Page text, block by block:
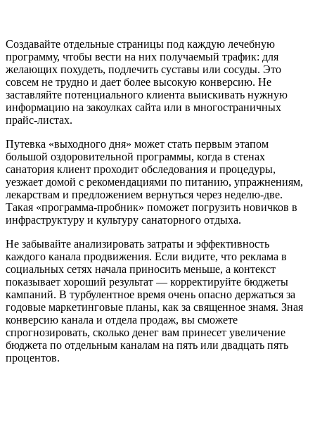
Создавайте отдельные страницы под каждую лечебную
программу, чтобы вести на них получаемый трафик: для
желающих похудеть, подлечить суставы или сосуды. Это
совсем не трудно и дает более высокую конверсию. Не
заставляйте потенциального клиента выискивать нужную
информацию на закоулках сайта или в многостраничных
прайс-листах.
Путевка «выходного дня» может стать первым этапом
большой оздоровительной программы, когда в стенах
санатория клиент проходит обследования и процедуры,
уезжает домой с рекомендациями по питанию, упражнениям,
лекарствам и предложением вернуться через неделю-две.
Такая «программа-пробник» поможет погрузить новичков в
инфраструктуру и культуру санаторного отдыха.
Не забывайте анализировать затраты и эффективность
каждого канала продвижения. Если видите, что реклама в
социальных сетях начала приносить меньше, а контекст
показывает хороший результат — корректируйте бюджеты
кампаний. В турбулентное время очень опасно держаться за
годовые маркетинговые планы, как за священное знамя. Зная
конверсию канала и отдела продаж, вы сможете
спрогнозировать, сколько денег вам принесет увеличение
бюджета по отдельным каналам на пять или двадцать пять
процентов.